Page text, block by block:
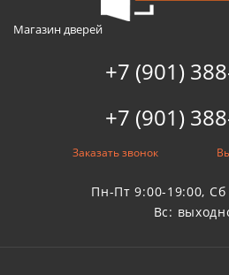
Магазин дверей
+7 (901)
+7 (901)
Заказать звонок
Пн-Пт 9:00-19:00, Сб
Вс: